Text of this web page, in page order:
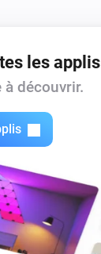
les applis
découvrir.